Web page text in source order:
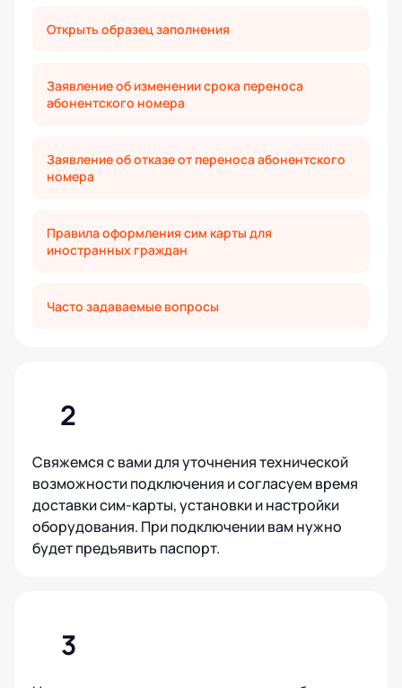
Открыть образец заполнения
Заявление об изменении срока переноса
абонентского номера
Заявление об отказе от переноса абонентского
номера
Правила оформления сим карты для
иностранных граждан
Часто задаваемые вопросы
2
Свяжемся с вами для уточнения технической
возможности подключения и согласуем время
доставки сим-карты, установки и настройки
оборудования. При подключении вам нужно
будет предъявить паспорт.
3